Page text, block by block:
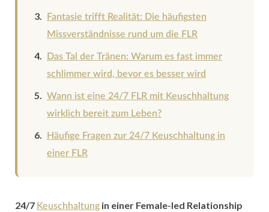
Fantasie trifft Realität: Die häufigsten
Missverständnisse rund um die FLR
Das Tal der Tränen: Warum es fast immer
schlimmer wird, bevor es besser wird
Wann ist eine 24/7 FLR mit Keuschhaltung
wirklich bereit zum Leben?
Häufige Fragen zur 24/7 Keuschhaltung in
einer FLR
24/7 Keuschhaltung in einer Female-led Relationship